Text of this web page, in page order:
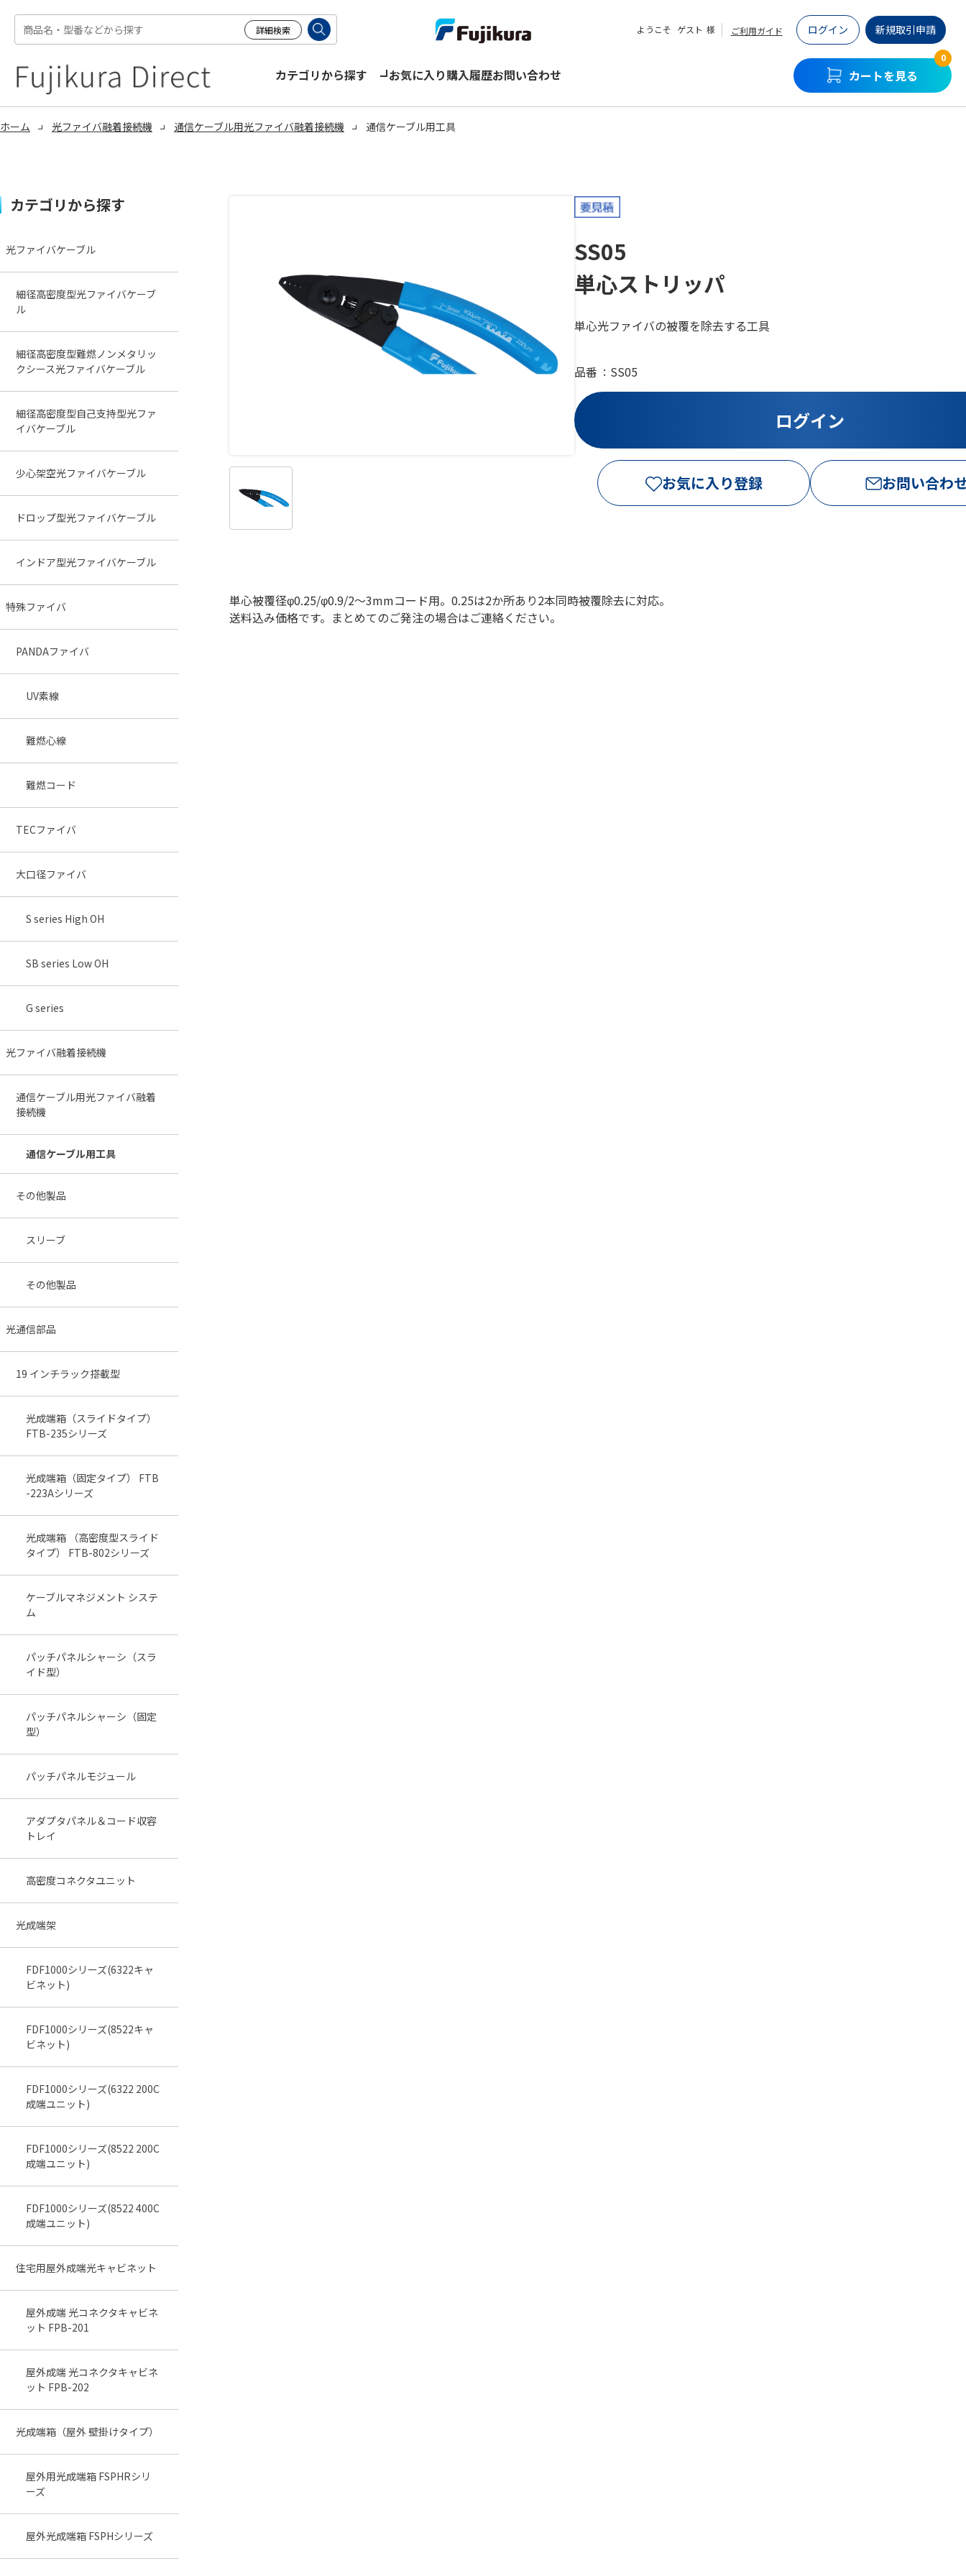
ようこそ ゲスト 様 ご利用ガイド ログイン 新規取引申請
カテゴリから探す お気に入り購入履歴お問い合わせ カートを見る
0
ホーム 光ファイバ融着接続機 通信ケーブル用光ファイバ融着接続機 通信ケーブル用工具
SS05
単心ストリッパ
単心光ファイバの被覆を除去する工具
品番 SS05
お気に入り登録 お問い合わ
単心被覆径φ0.25/φ0.9/2～3mmコード用。0.25は2か所あり2本同時被覆除去に対応。
送料込み価格です。まとめてのご発注の場合はご連絡ください。
カテゴリから探す
光ファイバケーブル
細径高密度型光ファイバケーブ
ル
細径高密度型難燃ノンメタリッ
クシース光ファイバケーブル
細径高密度型自己支持型光ファ
イバケーブル
少心架空光ファイバケーブル
ドロップ型光ファイバケーブル
インドア型光ファイバケーブル
特殊ファイバ
PANDAファイバ
UV素線
難燃心線
難燃コード
TECファイバ
大口径ファイバ
S series High OH
SB series Low OH
G series
光ファイバ融着接続機
通信ケーブル用光ファイバ融着
接続機
通信ケーブル用工具
その他製品
スリーブ
その他製品
光通信部品
19 インチラック搭載型
光成端箱（スライドタイプ）
FTB-235シリーズ
光成端箱（固定タイプ） FTB
-223Aシリーズ
光成端箱 （高密度型スライド
タイプ） FTB-802シリーズ
ケーブルマネジメント システ
ム
パッチパネルシャーシ（スラ
イド型）
パッチパネルシャーシ（固定
型）
パッチパネルモジュール
アダプタパネル＆コード収容
トレイ
高密度コネクタユニット
光成端架
FDF1000シリーズ(6322キャ
ビネット)
FDF1000シリーズ(8522キャ
ビネット)
FDF1000シリーズ(6322 200C
成端ユニット)
FDF1000シリーズ(8522 200C
成端ユニット)
FDF1000シリーズ(8522 400C
成端ユニット)
住宅用屋外成端光キャビネット
屋外成端 光コネクタキャビネ
ット FPB-201
屋外成端 光コネクタキャビネ
ット FPB-202
光成端箱（屋外 壁掛けタイプ）
屋外用光成端箱 FSPHRシリ
ーズ
屋外光成端箱 FSPHシリーズ